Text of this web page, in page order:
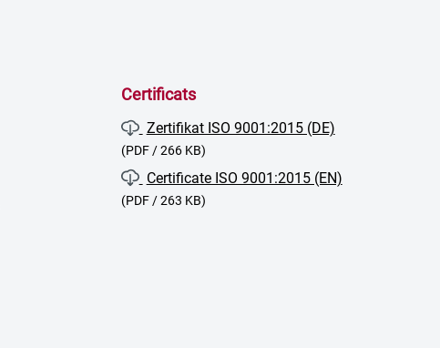
Certificats
Zertifikat ISO 9001:2015 (DE)
(PDF / 266 KB)
Certificate ISO 9001:2015 (EN)
(PDF / 263 KB)